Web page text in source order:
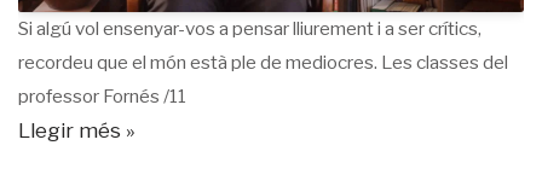
Si algú vol ensenyar-vos a pensar lliurement i a ser crítics,
recordeu que el món està ple de mediocres. Les classes del
professor Fornés /11
Llegir més »